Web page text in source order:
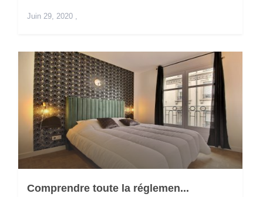
Juin 29, 2020,
Comprendre toute la réglemen...